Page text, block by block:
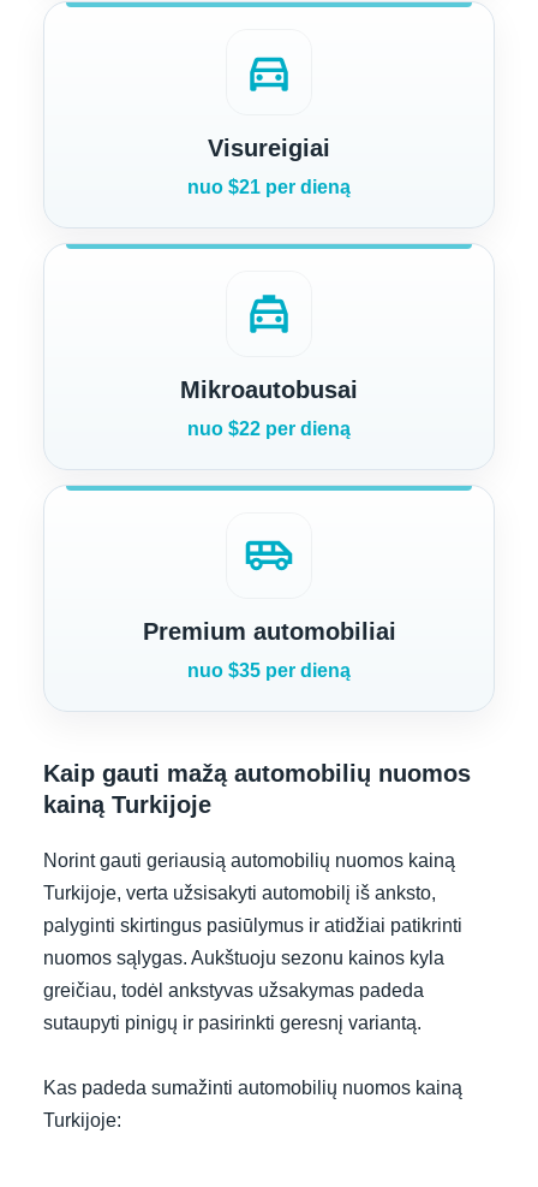
directions_car
Visureigiai
nuo $21 per dieną
local_taxi
Mikroautobusai
nuo $22 per dieną
airport_shuttle
Premium automobiliai
nuo $35 per dieną
Kaip gauti mažą automobilių nuomos
kainą Turkijoje
Norint gauti geriausią automobilių nuomos kainą
Turkijoje, verta užsisakyti automobilį iš anksto,
palyginti skirtingus pasiūlymus ir atidžiai patikrinti
nuomos sąlygas. Aukštuoju sezonu kainos kyla
greičiau, todėl ankstyvas užsakymas padeda
sutaupyti pinigų ir pasirinkti geresnį variantą.
Kas padeda sumažinti automobilių nuomos kainą
Turkijoje: